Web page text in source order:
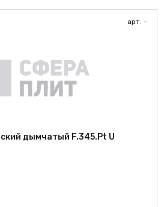
арт. -
дымчатый F.345.Pt U